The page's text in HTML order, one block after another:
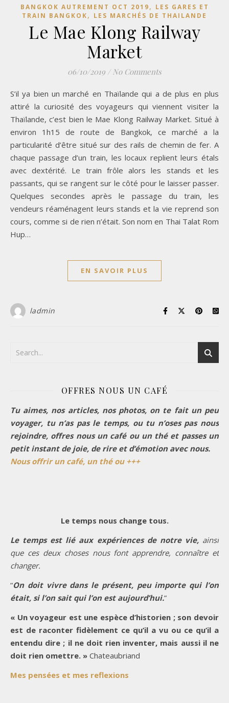
BANGKOK AUTREMENT OCT 2019, LES GARES ET
TRAIN BANGKOK, LES MARCHÉS DE THAILANDE
Le Mae Klong Railway
Market
06/10/2019 / No Comments
S’il ya bien un marché en Thaïlande qui a de plus en plus
attiré la curiosité des voyageurs qui viennent visiter la
Thaïlande, c’est bien le Mae Klong Railway Market. Situé à
environ 1h15 de route de Bangkok, ce marché a la
particularité d’être situé sur des rails de chemin de fer. A
chaque passage d’un train, les locaux replient leurs étals
avec dextérité. Le train frôle alors les stands et les
passants, qui se rangent sur le côté pour le laisser passer.
Quelques secondes après le passage du train, les
vendeurs réaménagent leurs stands et la vie reprend son
cours, comme si de rien n’était. Son nom en Thai Talat Rom
Hup…
EN SAVOIR PLUS
ladmin
OFFRES NOUS UN CAFÉ
Tu aimes, nos articles, nos photos, on te fait un peu
voyager, tu n’as pas le temps, ou tu n’oses pas nous
rejoindre, offres nous un café ou un thé et passes un
petit instant de joie, de rire et d’émotion avec nous.
Nous offrir un café, un thé ou +++
Le temps nous change tous.
Le temps est lié aux expériences de notre vie, ainsi
que ces deux choses nous font apprendre, connaître et
changer.
“On doit vivre dans le présent, peu importe qui l’on
était, si l’on sait qui l’on est aujourd’hui.”
« Un voyageur est une espèce d’historien ; son devoir
est de raconter fidèlement ce qu’il a vu ou ce qu’il a
entendu dire ; il ne doit rien inventer, mais aussi il ne
doit rien omettre. » Chateaubriand
Mes pensées et mes reflexions